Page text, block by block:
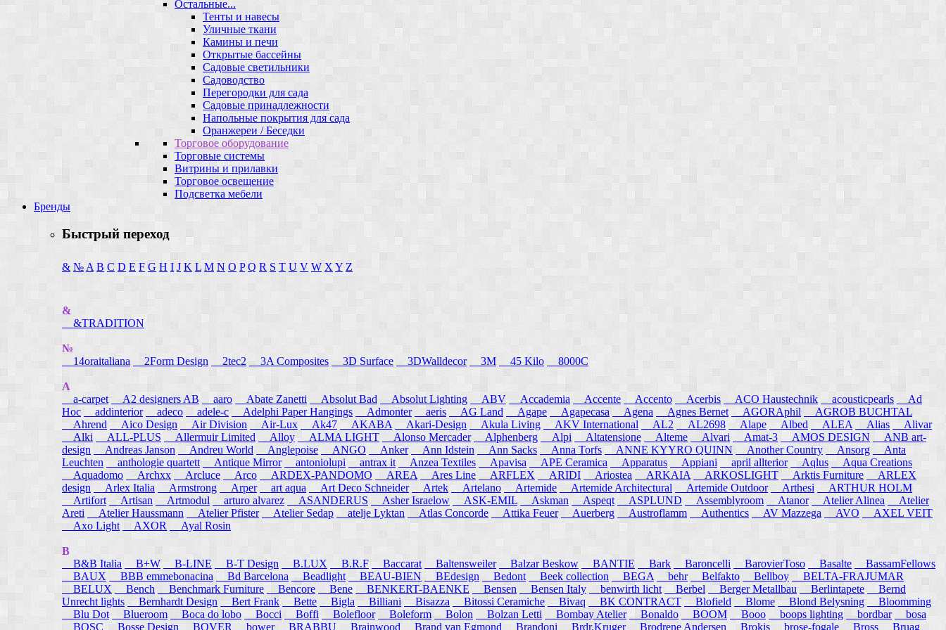
Остальные...
Тенты и навесы
Уличные ткани
Камины и печи
Открытые бассейны
Садовые светильники
Садоводство
Перегородки для сада
Садовые принадлежности
Напольные покрытия для сада
Оранжереи / Беседки
Торговое оборудование
Торговые системы
Витрины и прилавки
Торговое освещение
Подсветка мебели
Бренды
Быстрый переход
& № A B C D E F G H I J K L M N O P Q R S T U V W X Y Z
&
&TRADITION
№
14oraitaliana
2Form Design 2tec2 3A Composites 3D Surface 3DWalldecor 3M 45 Kilo 8000C
A
a-carpet
A2 designers AB aaro Abate Zanetti Absolut Bad Absolut Lighting ABV Accademia Accente Accento Acerbis ACO Haustechnik acousticpearls
Ad
Hoc
addinterior adeco adele-c Adelphi Paper Hangings Admonter aeris AG Land Agape Agapecasa Agena Agnes Bernet AGORAphil
AGROB BUCHTAL
Ahrend
Aico Design Air Division Air-Lux Ak47 AKABA Akari-Design Akula Living AKV International AL2 AL2698 Alape Albed ALEA Alias
Alivar
Alki
ALL-PLUS Allermuir Limited Alloy ALMA LIGHT Alonso Mercader Alphenberg Alpi Altatensione Alteme Alvari Amat-3 AMOS DESIGN
ANB art-
design
Andreas Janson Andreu World Anglepoise ANGO Anker Ann Idstein Ann Sacks Anna Torfs ANNE KYYRO QUINN Another Country Ansorg
Anta
Leuchten
anthologie quartett Antique Mirror antoniolupi antrax it Anzea Textiles Apavisa APE Ceramica Apparatus Appiani april allterior Aqlus Aqua Creations
Aquadomo
Archxx Arcluce Arco ARDEX-PANDOMO AREA Ares Line ARFLEX ARIDI Ariostea ARKAIA ARKOSLIGHT Arktis Furniture
ARLEX
design
Arlex Italia Armstrong Arper art aqua Art Deco Schneider Artek Artelano Artemide Artemide Architectural Artemide Outdoor Arthesi
ARTHUR HOLM
Artifort
Artisan Artmodul arturo alvarez ASANDERUS Asher Israelow ASK-EMIL Askman Aspeqt ASPLUND Assemblyroom Atanor Atelier Alinea
Atelier
Areti
Atelier Haussmann Atelier Pfister Atelier Sedap atelje Lyktan Atlas Concorde Attika Feuer Auerberg Austroflamm Authentics AV Mazzega AVO
AXEL VEIT
Axo Light
AXOR Ayal Rosin
B
B&B Italia
B+W B-LINE B-T Design B.LUX B.R.F Baccarat Baltensweiler Balzar Beskow BANTIE Bark Baroncelli BarovierToso Basalte
BassamFellows
BAUX
BBB emmebonacina Bd Barcelona Beadlight BEAU-BIEN BEdesign Bedont Beek collection BEGA behr Belfakto Bellboy
BELTA-FRAJUMAR
BELUX
Bench Benchmark Furniture Bencore Bene BENKERT-BAENKE Bensen Bensen Italy benwirth licht Berbel Berger Metallbau Berlintapete
Bernd
Unrecht lights
Bernhardt Design Bert Frank Bette Bigla Billiani Bisazza Bitossi Ceramiche Bivaq BK CONTRACT Blofield Blome Blond Belysning
Bloomming
Blu Dot
Blueroom Boca do lobo Bocci Boffi Bolefloor Boleform Bolon Bolzan Letti Bombay Atelier Bonaldo BOOM Booo boops lighting bordbar
bosa
BOSC Bosse Design BOVER bower BRABBU Brainwood Brand van Egmond Brandoni Brdr.Kruger Brodrene Andersen Brokis brose-fogale Bross Bruag